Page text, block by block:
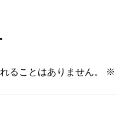
ることはありません。 ※